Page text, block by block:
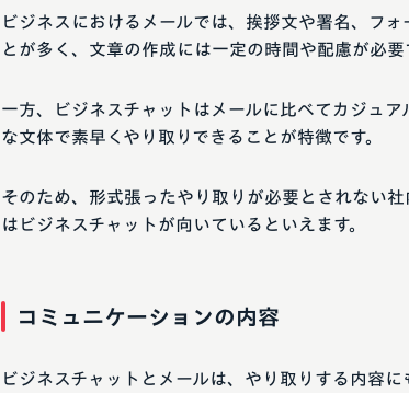
ビジネスにおけるメールでは、挨拶文や署名、フ
とが多く、文章の作成には一定の時間や配慮が必要
一方、ビジネスチャットはメールに比べてカジュ
な文体で素早くやり取りできることが特徴です。
そのため、形式張ったやり取りが必要とされない
はビジネスチャットが向いているといえます。
コミュニケーションの内容
ビジネスチャットとメールは、やり取りする内容に